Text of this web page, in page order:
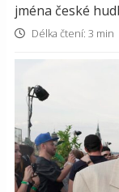
jména české
Délka čtení: 3 min